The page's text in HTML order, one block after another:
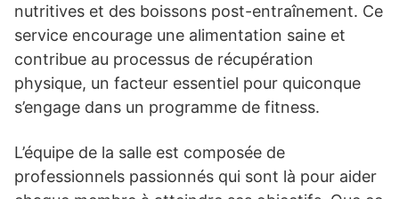
nutritives et des boissons post-entraînement. Ce
service encourage une alimentation saine et
contribue au processus de récupération
physique, un facteur essentiel pour quiconque
s’engage dans un programme de fitness.
L’équipe de la salle est composée de
professionnels passionnés qui sont là pour aider